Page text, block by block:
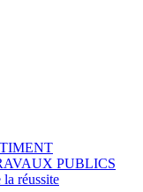
PUBLICS
la réussite